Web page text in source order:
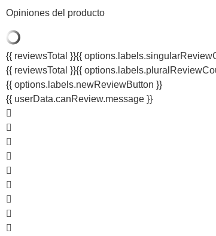
Opiniones del producto
{{ reviewsTotal }}{{
{{ reviewsTotal }}{{
{{ options.labels.newReviewButton }}
{{ userData.canReview.message }}